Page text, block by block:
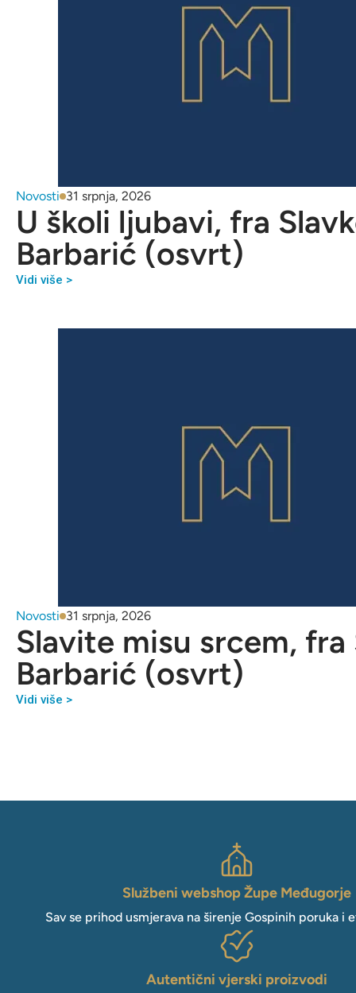
Novosti 31 srpnja, 2026
U školi ljubavi, fra
Barbarić (osvrt)
Vidi više >
Novosti 31 srpnja, 2026
Slavite misu srcem, fra
Barbarić (osvrt)
Vidi više >
Službeni webshop Župe Međugorje
Sav se prihod usmjerava na širenje Gospinih poruka i
Autentični vjerski proizvodi